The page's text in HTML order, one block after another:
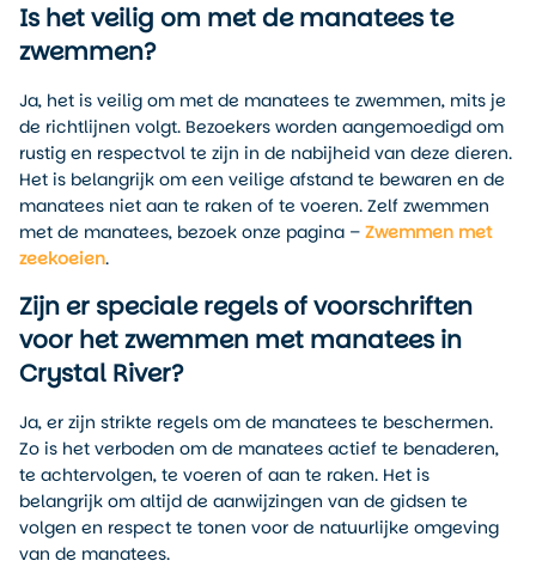
Is het veilig om met de manatees te
zwemmen?
Ja, het is veilig om met de manatees te zwemmen, mits je
de richtlijnen volgt. Bezoekers worden aangemoedigd om
rustig en respectvol te zijn in de nabijheid van deze dieren.
Het is belangrijk om een veilige afstand te bewaren en de
manatees niet aan te raken of te voeren. Zelf zwemmen
met de manatees, bezoek onze pagina – Zwemmen met
zeekoeien.
Zijn er speciale regels of voorschriften
voor het zwemmen met manatees in
Crystal River?
Ja, er zijn strikte regels om de manatees te beschermen.
Zo is het verboden om de manatees actief te benaderen,
te achtervolgen, te voeren of aan te raken. Het is
belangrijk om altijd de aanwijzingen van de gidsen te
volgen en respect te tonen voor de natuurlijke omgeving
van de manatees.